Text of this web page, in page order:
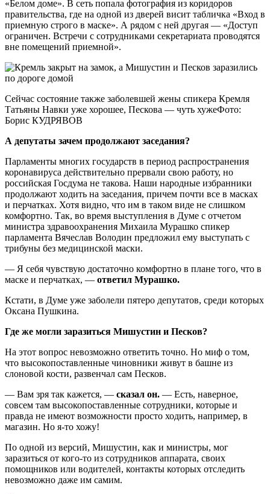
«Белом доме». В сеть попала фотография из коридоров
правительства, где на одной из дверей висит табличка «Вход в
приемную строго в маске». А рядом с ней другая — «Доступ
ограничен. Встречи с сотрудниками секретариата проводятся
вне помещений приемной».
Сейчас состояние также заболевшей жены спикера Кремля
Татьяны Навки уже хорошее, Пескова — чуть хужеФото:
Борис КУДРЯВОВ
А депутаты зачем продолжают заседания?
Парламенты многих государств в период распространения
коронавируса действительно прервали свою работу, но
российская Госдума не такова. Наши народные избранники
продолжают ходить на заседания, причем почти все в масках
и перчатках. Хотя видно, что им в таком виде не слишком
комфортно. Так, во время выступления в Думе с отчетом
министра здравоохранения Михаила Мурашко спикер
парламента Вячеслав Володин предложил ему выступать с
трибуны без медицинской маски.
— Я себя чувствую достаточно комфортно в плане того, что в
маске и перчатках, — ответил Мурашко.
Кстати, в Думе уже заболели пятеро депутатов, среди которых
Оксана Пушкина.
Где же могли заразиться Мишустин и Песков?
На этот вопрос невозможно ответить точно. Но миф о том,
что высокопоставленные чиновники живут в башне из
слоновой кости, развенчал сам Песков.
— Вам зря так кажется, — сказал он. — Есть, наверное,
совсем там высокопоставленные сотрудники, которые и
правда не имеют возможности просто ходить, например, в
магазин. Но я-то хожу!
По одной из версий, Мишустин, как и министры, мог
заразиться от кого-то из сотрудников аппарата, своих
помощников или водителей, контакты которых отследить
невозможно даже им самим.